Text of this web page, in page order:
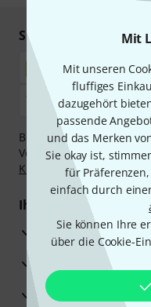
Mit
Mit unseren
fluffiges
dazugehört
passende
und das Merken
Sie okay ist,
für
einfach durch
Sie können Ihre
über die Cookie-
Sicher einkaufen &
Bezahlen Sie
Vorkasse, PayPal,
Klarna Ratenzahlung
Ihre Vorteile
3 Jahre Thomann
30 Tage Money-Back-
Reparaturservice